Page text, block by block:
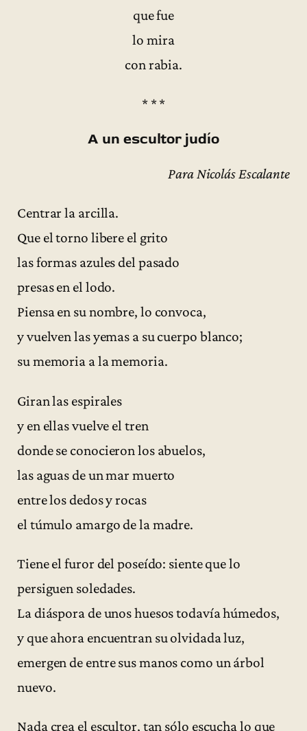
que fue
lo mira
con rabia.
* * *
A un escultor judío
Para Nicolás Escalante
Centrar la arcilla.
Que el torno libere el grito
las formas azules del pasado
presas en el lodo.
Piensa en su nombre, lo convoca,
y vuelven las yemas a su cuerpo blanco;
su memoria a la memoria.
Giran las espirales
y en ellas vuelve el tren
donde se conocieron los abuelos,
las aguas de un mar muerto
entre los dedos y rocas
el túmulo amargo de la madre.
Tiene el furor del poseído: siente que lo
persiguen soledades.
La diáspora de unos huesos todavía húmedos,
y que ahora encuentran su olvidada luz,
emergen de entre sus manos como un árbol
nuevo.
Nada crea el escultor, tan sólo escucha lo que